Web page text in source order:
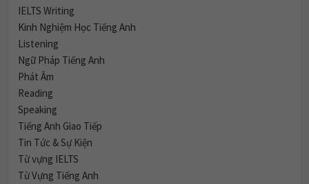
IELTS Writing
Kinh Nghiệm Học Tiếng Anh
Listening
Ngữ Pháp Tiếng Anh
Phát Âm
Reading
Speaking
Tiếng Anh Giao Tiếp
Tin Tức & Sự Kiện
Từ vựng IELTS
Từ Vựng Tiếng Anh